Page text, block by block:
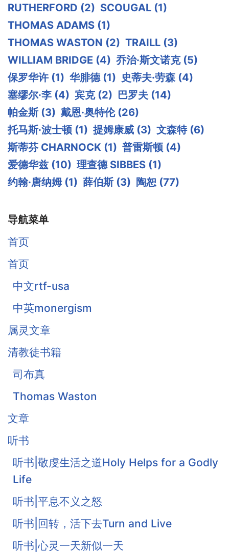
RUTHERFORD (2) SCOUGAL (1)
THOMAS ADAMS (1)
THOMAS WASTON (2) TRAILL (3)
WILLIAM BRIDGE (4) 乔治·斯文诺克 (5)
保罗华许 (1) 华腓德 (1) 史蒂夫·劳森 (4)
塞缪尔·李 (4) 宾克 (2) 巴罗夫 (14)
帕金斯 (3) 戴恩·奥特伦 (26)
托马斯·波士顿 (1) 提姆康威 (3) 文森特 (6)
斯蒂芬 CHARNOCK (1) 普雷斯顿 (4)
爱德华兹 (10) 理查德 SIBBES (1)
约翰·唐纳姆 (1) 薛伯斯 (3) 陶恕 (77)
导航菜单
首页
首页
中文rtf-usa
中英monergism
属灵文章
清教徒书籍
司布真
Thomas Waston
文章
听书
听书|敬虔生活之道Holy Helps for a Godly
Life
听书|平息不义之怒
听书|回转，活下去Turn and Live
听书|心灵一天新似一天